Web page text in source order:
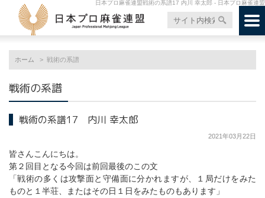
日本プロ麻雀連盟戦術の系譜17 内川 幸太郎 - 日本プロ麻雀連盟
ホーム 戦術の系譜
戦術の系譜
戦術の系譜17 内川 幸太郎
2021年03月22日
皆さんこんにちは。
第２回目となる今回は前回最後のこの文
「戦術の多くは攻撃面と守備面に分かれますが、１局だけをみた
ものと１半荘、またはその日１日をみたものもあります」